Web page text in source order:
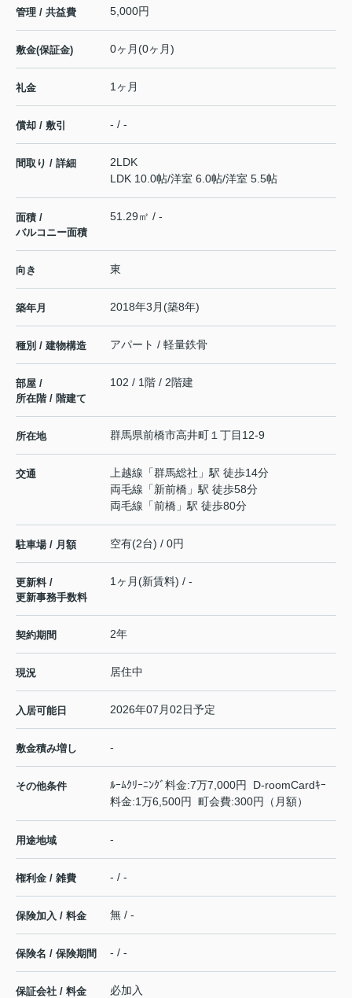
管理 / 共益費 5,000円
敷金(保証金) 0ヶ月(0ヶ月)
礼金 1ヶ月
償却 / 敷引 - / -
間取り / 詳細
2LDK
LDK 10.0帖/洋室 6.0帖/洋室 5.5帖
面積 /
バルコニー面積
51.29㎡ / -
向き 東
築年月 2018年3月(築8年)
種別 / 建物構造 アパート / 軽量鉄骨
部屋 /
所在階 / 階建て
102 / 1階 / 2階建
所在地 群馬県前橋市高井町 １丁目12-9
交通 上越線 「群馬総社 」駅 徒歩14分
両毛線 「新前橋 」駅 徒歩58分
両毛線 「前橋 」駅 徒歩80分
駐車場 / 月額 空有(2台) / 0円
更新料 /
更新事務手数料
1ヶ月(新賃料) / -
契約期間 2年
現況 居住中
入居可能日 2026年07月02日予定
敷金積み増し -
その他条件
ﾙｰﾑｸﾘｰﾆﾝｸﾞ料金:7万7,000円 D-roomCardｷｰ
料金:1万6,500円 町会費:300円（月額）
用途地域 -
権利金 / 雑費 - / -
保険加入 / 料金 無 / -
保険名 / 保険期間 - / -
保証会社 / 料金
必加入